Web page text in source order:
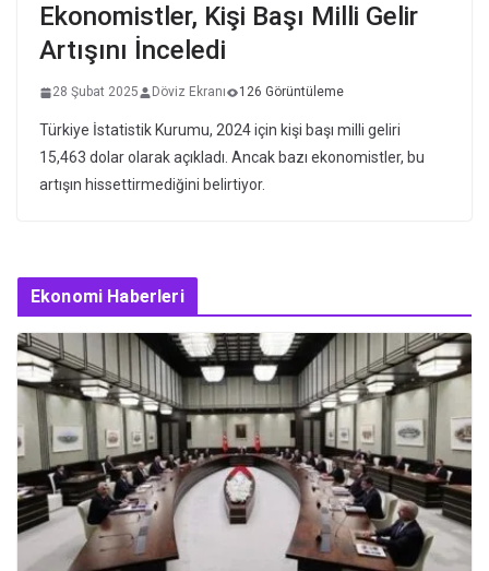
Ekonomistler, Kişi Başı Milli Gelir
Artışını İnceledi
28 Şubat 2025 Döviz Ekranı 126 Görüntüleme
Türkiye İstatistik Kurumu, 2024 için kişi başı milli geliri
15,463 dolar olarak açıkladı. Ancak bazı ekonomistler, bu
artışın hissettirmediğini belirtiyor.
Ekonomi Haberleri